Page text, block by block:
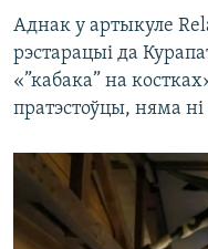
Аднак у артыкуле
рэстарацыі да
«”кабака” на
пратэстоўцы, няма ні